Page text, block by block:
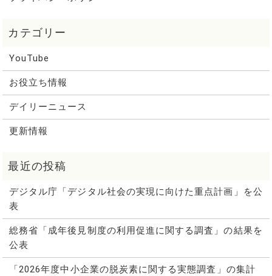
YouTube
お役立ち情報
デイリーニュース
更新情報
デジタル庁「デジタル社会の実現に向けた重点計画」を公
表
総務省「成年後見制度の利用促進に関する調査」の結果を
公表
「2026年度中小企業の脱炭素に関する実態調査」の集計